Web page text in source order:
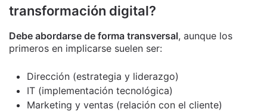
transformación digital?
Debe abordarse de forma transversal, aunque los
primeros en implicarse suelen ser:
Dirección (estrategia y liderazgo)
IT (implementación tecnológica)
Marketing y ventas (relación con el cliente)